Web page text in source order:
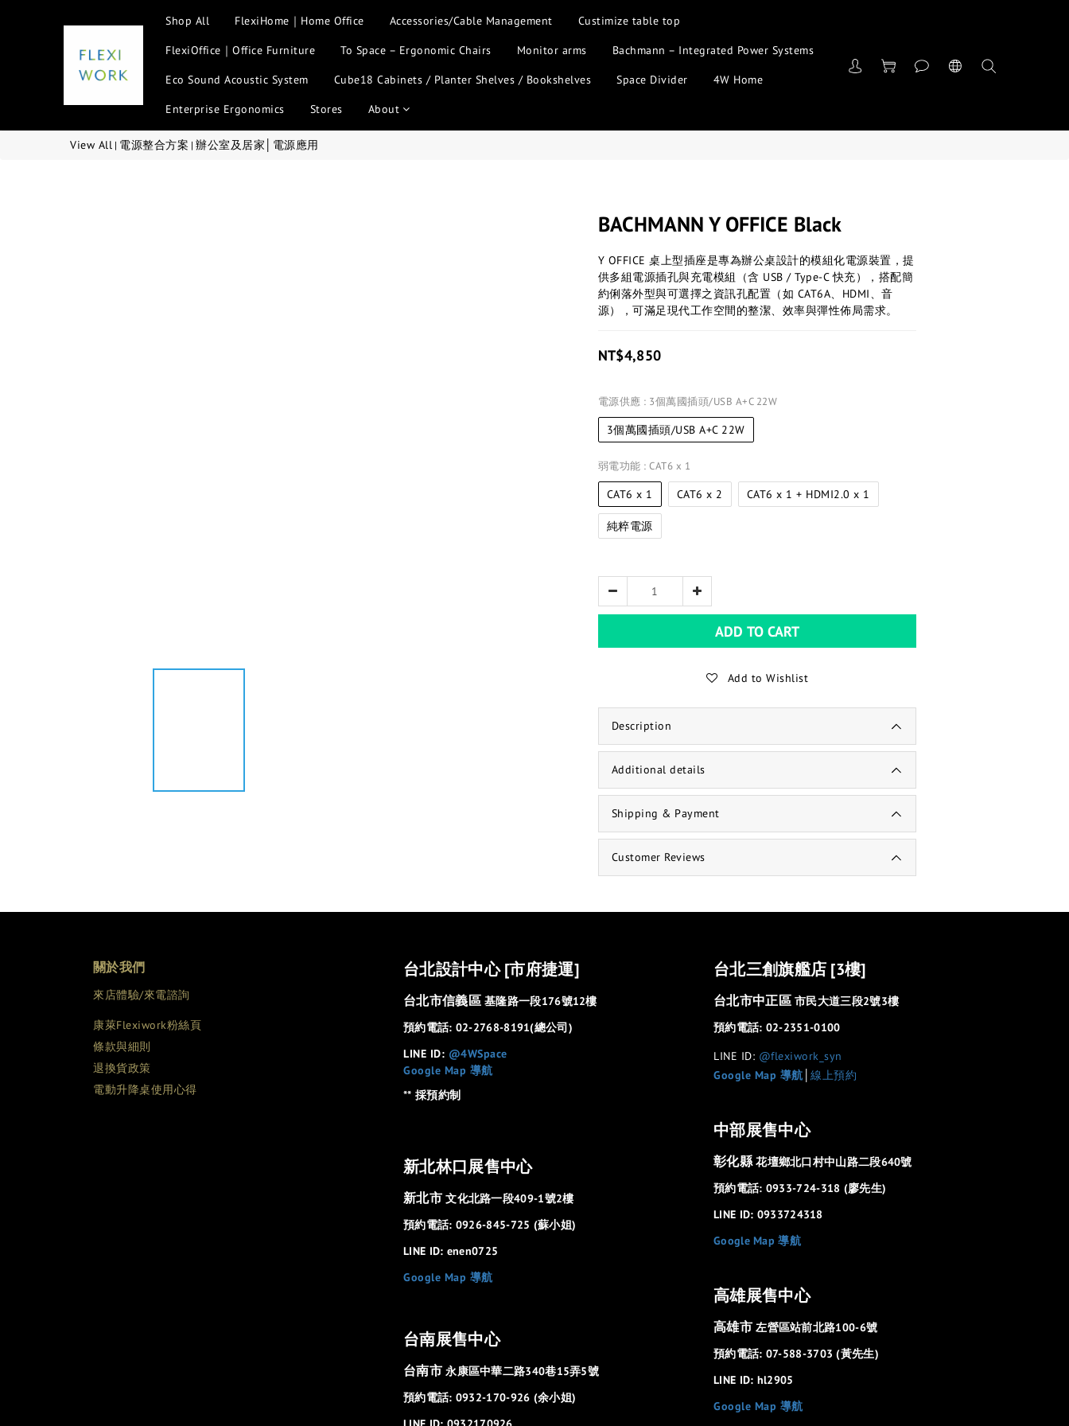
Shop All FlexiHome｜Home Office Accessories/Cable Management Custimize table top
FlexiOffice｜Office Furniture To Space – Ergonomic Chairs Monitor arms Bachmann – Integrated Power Systems
Eco Sound Acoustic System Cube18 Cabinets / Planter Shelves / Bookshelves Space Divider 4W Home
Enterprise Ergonomics Stores About
View All | 電源整合方案 | 辦公室及居家│電源應用
BACHMANN Y OFFICE Black
Y OFFICE 桌上型插座是專為辦公桌設計的模組化電源裝置，提
供多組電源插孔與充電模組（含 USB / Type-C 快充），搭配簡
約俐落外型與可選擇之資訊孔配置（如 CAT6A、HDMI、音
源），可滿足現代工作空間的整潔、效率與彈性佈局需求。
NT$4,850
電源供應 : 3個萬國插頭/USB A+C 22W
3個萬國插頭/USB A+C 22W
弱電功能 : CAT6 x 1
CAT6 x 1 CAT6 x 2 CAT6 x 1 + HDMI2.0 x 1
純粹電源
ADD TO CART
Add to Wishlist
Description
Additional details
Shipping & Payment
Customer Reviews
關於我們
來店體驗/來電諮詢
康萊Flexiwork粉絲頁
條款與細則
退換貨政策
電動升降桌使用心得
台北設計中心 [市府捷運]
台北市信義區基隆路一段176號12樓
預約電話: 02-2768-8191(總公司)
LINE ID: @4WSpace
Google Map 導航
** 採預約制
新北林口展售中心
新北市文化北路一段409-1號2樓
預約電話: 0926-845-725 (蘇小姐)
LINE ID: enen0725
Google Map 導航
台南展售中心
台南市永康區中華二路340巷15弄5號
預約電話: 0932-170-926 (余小姐)
台北三創旗艦店 [3樓]
台北市中正區市民大道三段2號3樓
預約電話: 02-2351-0100
LINE ID: @flexiwork_syn
Google Map 導航 線上預約
中部展售中心
彰化縣花壇鄉北口村中山路二段640號
預約電話: 0933-724-318 (廖先生)
LINE ID: 0933724318
Google Map 導航
高雄展售中心
高雄市左營區站前北路100-6號
預約電話: 07-588-3703 (黃先生)
LINE ID: hl2905
Google Map 導航